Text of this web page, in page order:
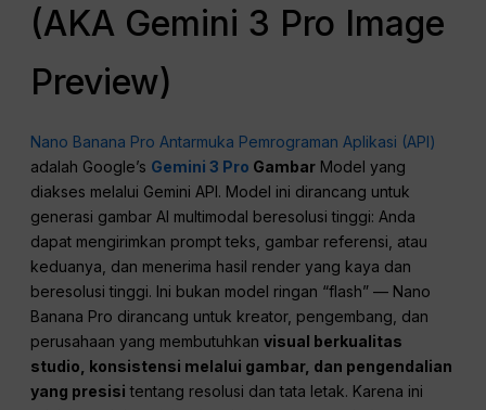
(AKA Gemini 3 Pro Image
Preview)
Nano Banana Pro Antarmuka Pemrograman Aplikasi (API)
adalah Google’s Gemini 3 Pro Gambar Model yang
diakses melalui Gemini API. Model ini dirancang untuk
generasi gambar AI multimodal beresolusi tinggi: Anda
dapat mengirimkan prompt teks, gambar referensi, atau
keduanya, dan menerima hasil render yang kaya dan
beresolusi tinggi. Ini bukan model ringan “flash” — Nano
Banana Pro dirancang untuk kreator, pengembang, dan
perusahaan yang membutuhkanvisual berkualitas
studio, konsistensi melalui gambar, dan pengendalian
yang presisi tentang resolusi dan tata letak. Karena ini